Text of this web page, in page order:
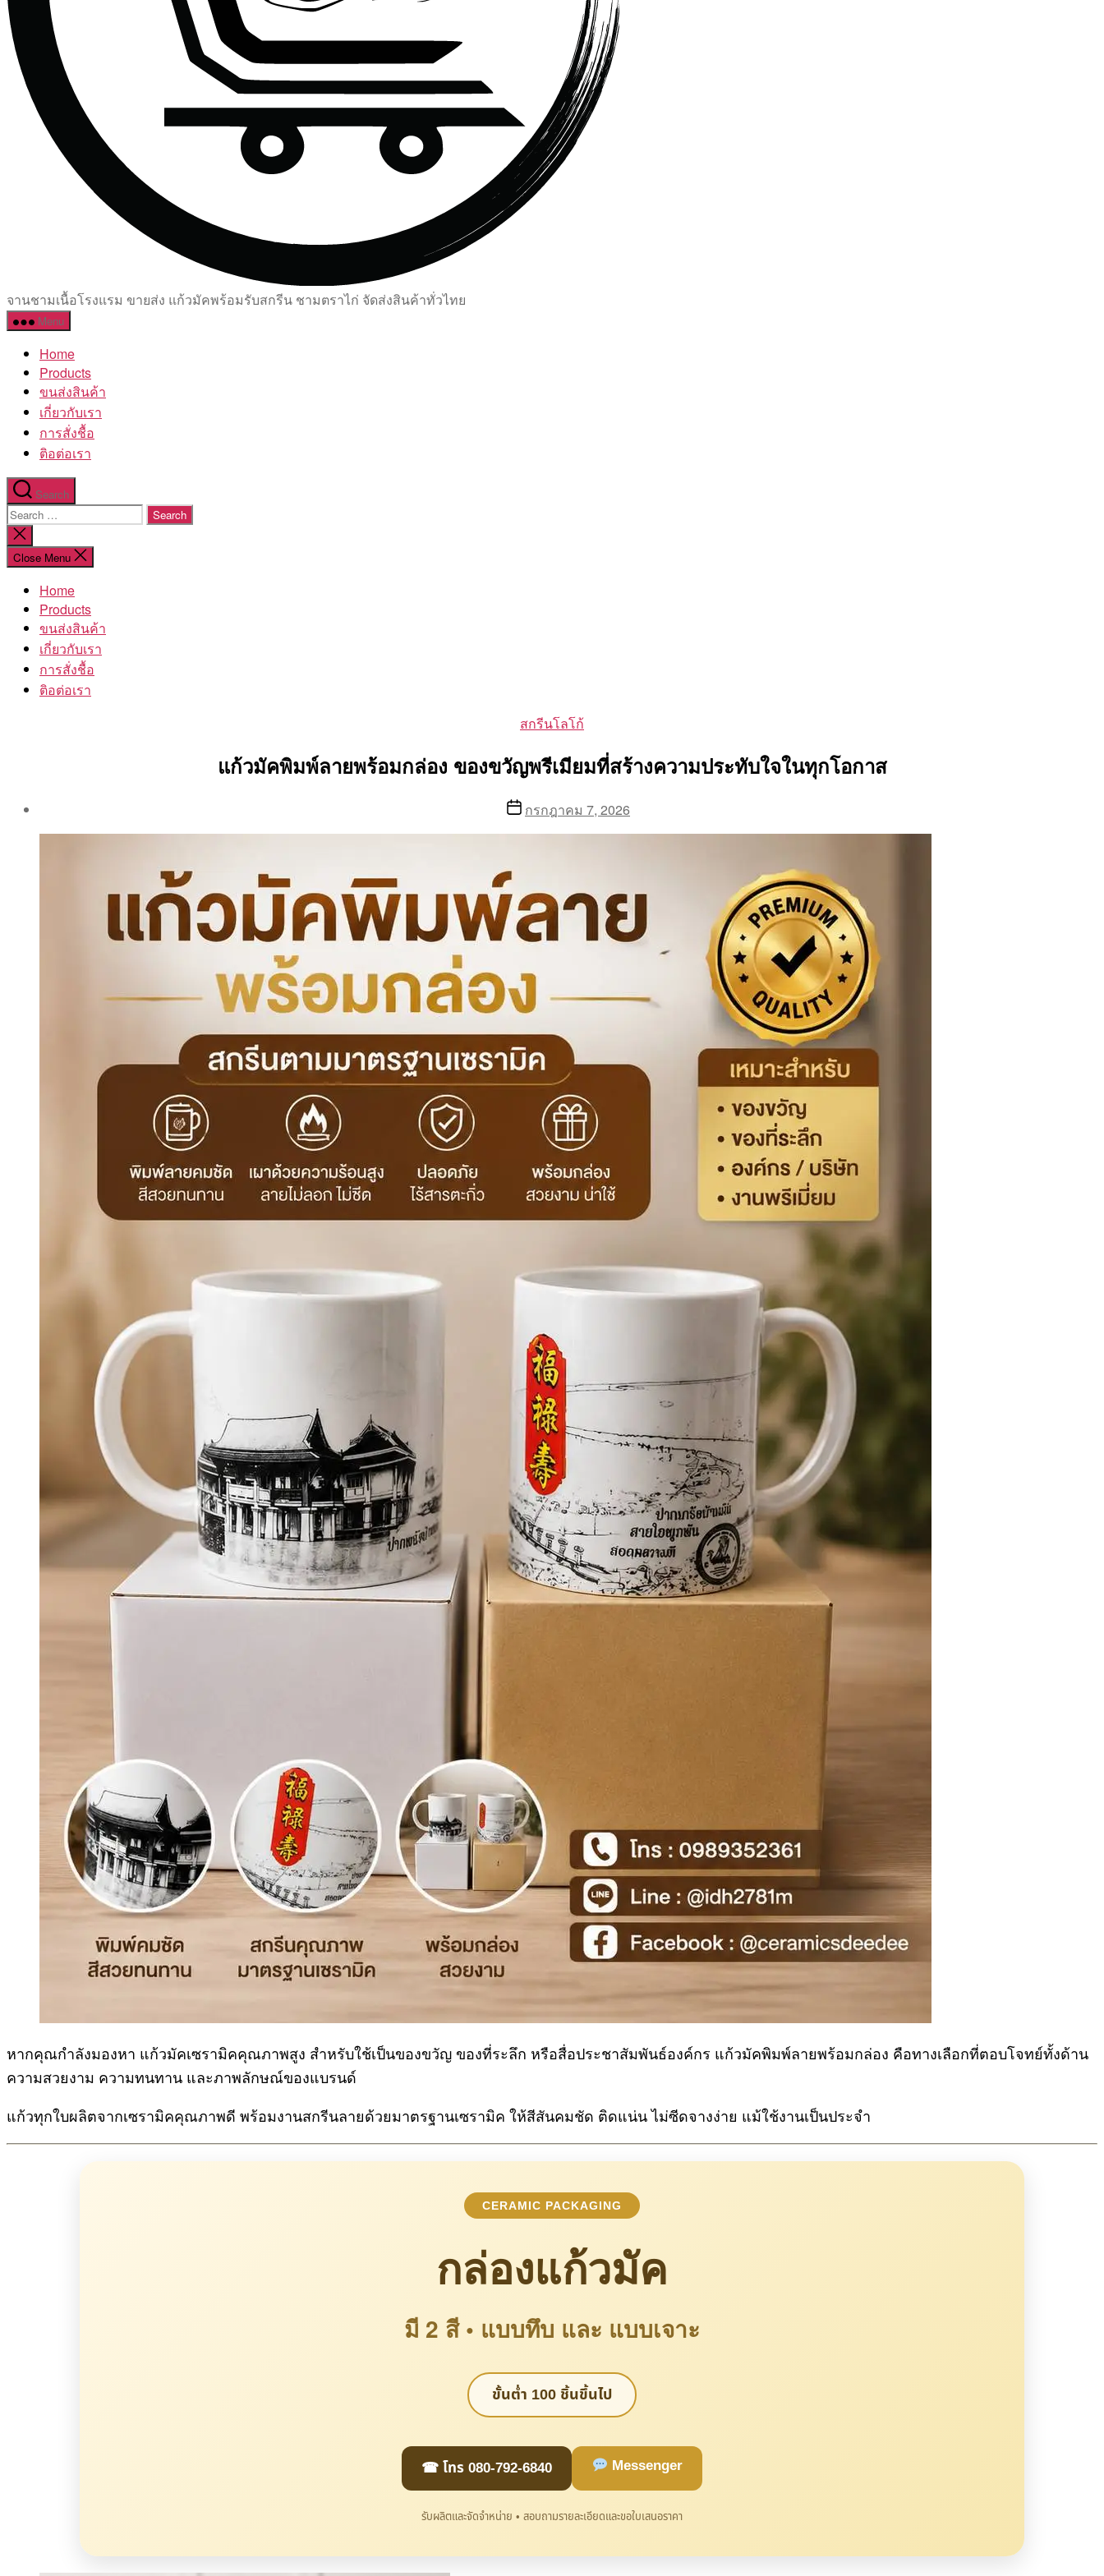
จานชามเนื้อโรงแรม ขายส่ง แก้วมัคพร้อมรับสกรีน ชามตราไก่ จัดส่งสินค้าทั่วไทย
Menu
Home
Products
ขนส่งสินค้า
เกี่ยวกับเรา
การสั่งชื้อ
ติอต่อเรา
Search
Search
for:
Close
search
Close Menu
Home
Products
ขนส่งสินค้า
เกี่ยวกับเรา
การสั่งชื้อ
ติอต่อเรา
Categories
สกรีนโลโก้
แก้วมัคพิมพ์ลายพร้อมกล่อง ของขวัญพรีเมียมที่สร้างความประทับใจในทุกโอกาส
By
Postกรกฎาคม 7, 2026
หากคุณกำลังมองหา แก้วมัคเซรามิคคุณภาพสูง สำหรับใช้เป็นของขวัญ ของที่ระลึก หรือสื่อประชาสัมพันธ์องค์กร แก้วมัคพิมพ์ลายพร้อมกล่อง คือทางเลือกที่ตอบโจทย์ทั้งด้าน
ความสวยงาม ความทนทาน และภาพลักษณ์ของแบรนด์
แก้วทุกใบผลิตจากเซรามิคคุณภาพดี พร้อมงานสกรีนลายด้วยมาตรฐานเซรามิค ให้สีสันคมชัด ติดแน่น ไม่ซีดจางง่าย แม้ใช้งานเป็นประจำ
CERAMIC PACKAGING
กล่องแก้วมัค
มี 2 สี • แบบทึบ และ แบบเจาะ
ขั้นต่ำ 100 ชิ้นขึ้นไป
☎ โทร 080-792-6840 Messenger
รับผลิตและจัดจำหน่าย • สอบถามรายละเอียดและขอใบเสนอราคา